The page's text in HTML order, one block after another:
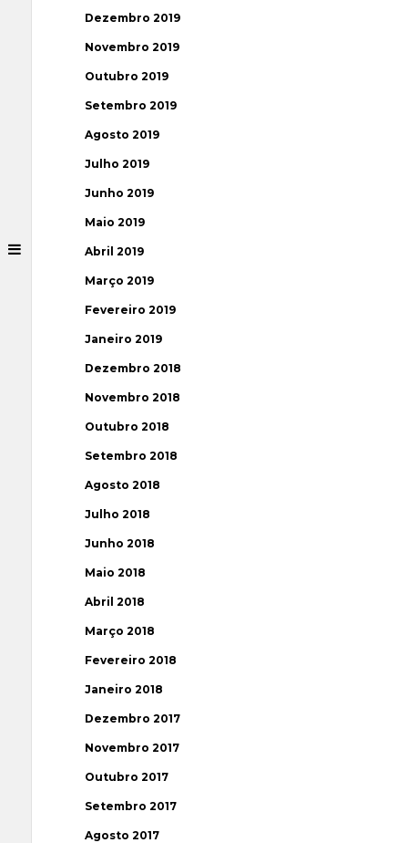
Dezembro 2019
Novembro 2019
Outubro 2019
Setembro 2019
Agosto 2019
Julho 2019
Junho 2019
Maio 2019
Abril 2019
Março 2019
Fevereiro 2019
Janeiro 2019
Dezembro 2018
Novembro 2018
Outubro 2018
Setembro 2018
Agosto 2018
Julho 2018
Junho 2018
Maio 2018
Abril 2018
Março 2018
Fevereiro 2018
Janeiro 2018
Dezembro 2017
Novembro 2017
Outubro 2017
Setembro 2017
Agosto 2017